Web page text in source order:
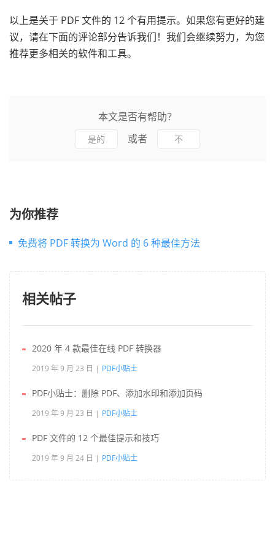
以上是关于 PDF 文件的 12 个有用提示。如果您有更好的建
议，请在下面的评论部分告诉我们！我们会继续努力，为您
推荐更多相关的软件和工具。
本文是否有帮助？
是的 或者 不
为你推荐
免费将 PDF 转换为 Word 的 6 种最佳方法
相关帖子
2020 年 4 款最佳在线 PDF 转换器
2019 年 9 月 23 日 PDF小贴士
PDF小贴士：删除 PDF、添加水印和添加页码
2019 年 9 月 23 日 PDF小贴士
PDF 文件的 12 个最佳提示和技巧
2019 年 9 月 24 日 PDF小贴士